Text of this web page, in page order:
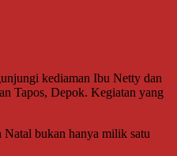
kediaman Ibu Netty dan
Tapos, Depok. Kegiatan yang
Natal bukan hanya milik satu